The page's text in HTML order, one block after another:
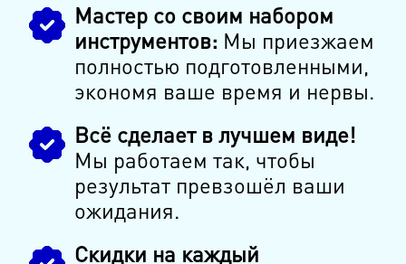
Мастер со своим набором
инструментов: Мы приезжаем
полностью подготовленными,
экономя ваше время и нервы.
Всё сделает в лучшем виде!
Мы работаем так, чтобы
результат превзошёл ваши
ожидания.
Скидки на каждый